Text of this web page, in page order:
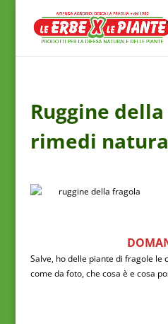
Ruggine
rimedi
Salve, ho delle piante di fragole le
come da foto, che cosa è e cosa